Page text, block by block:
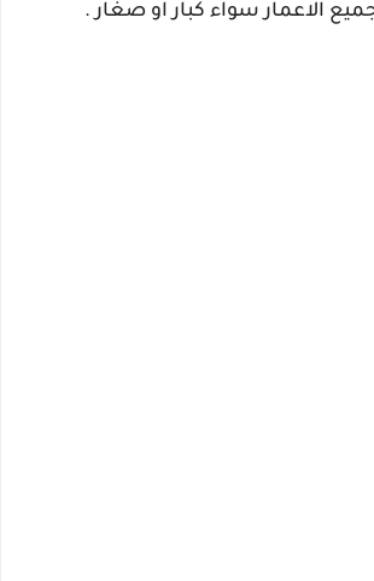
الاعمار سواء كبار او صغار .